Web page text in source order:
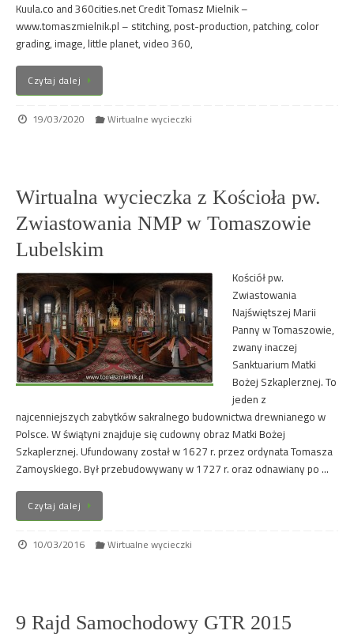
Kuula.co and 360cities.net Credit Tomasz Mielnik –
www.tomaszmielnik.pl – stitching, post-production, patching, color
grading, image, little planet, video 360,
Czytaj dalej
19/03/2020 Wirtualne wycieczki
Wirtualna wycieczka z Kościoła pw.
Zwiastowania NMP w Tomaszowie
Lubelskim
Kościół pw.
Zwiastowania
Najświętszej Marii
Panny w Tomaszowie,
zwany inaczej
Sanktuarium Matki
Bożej Szkaplerznej. To
jeden z
najcenniejszych zabytków sakralnego budownictwa drewnianego w
Polsce. W świątyni znajduje się cudowny obraz Matki Bożej
Szkaplerznej. Ufundowany został w 1627 r. przez ordynata Tomasza
Zamoyskiego. Był przebudowywany w 1727 r. oraz odnawiany po …
Czytaj dalej
10/03/2016 Wirtualne wycieczki
9 Rajd Samochodowy GTR 2015